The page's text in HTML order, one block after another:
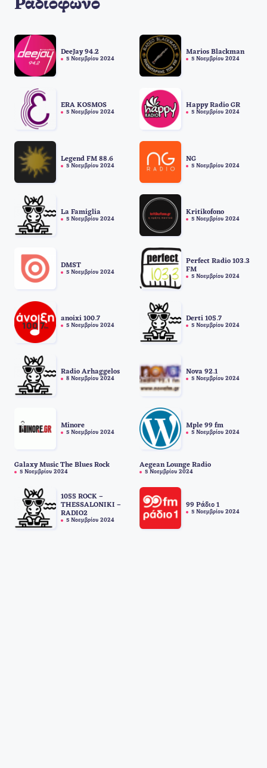
Ραδιόφωνο
DeeJay 94.2
5 Νοεμβρίου 2024
Marios Blackman
5 Νοεμβρίου 2024
ERA KOSMOS
5 Νοεμβρίου 2024
Happy Radio GR
5 Νοεμβρίου 2024
Legend FM 88.6
5 Νοεμβρίου 2024
NG
5 Νοεμβρίου 2024
La Famiglia
5 Νοεμβρίου 2024
Kritikofono
5 Νοεμβρίου 2024
DMST
5 Νοεμβρίου 2024
Perfect Radio 103.3
FM
5 Νοεμβρίου 2024
anoixi 100.7
5 Νοεμβρίου 2024
Derti 105.7
5 Νοεμβρίου 2024
Radio Arhaggelos
8 Νοεμβρίου 2024
Nova 92.1
5 Νοεμβρίου 2024
Minore
5 Νοεμβρίου 2024
Mple 99 fm
5 Νοεμβρίου 2024
Galaxy Music The Blues Rock
5 Νοεμβρίου 2024
Aegean Lounge Radio
5 Νοεμβρίου 2024
1055 ROCK –
THESSALONIKI –
RADIO2
5 Νοεμβρίου 2024
99 Ράδιο 1
5 Νοεμβρίου 2024